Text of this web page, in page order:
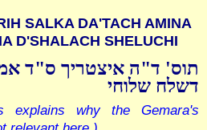
SALKA DA'TACH AMINA
D'SHALACH SHELUCHI
תוס' ד"ה איצטריך ס"ד
דשלח שלוחי
explains why the Gemara's